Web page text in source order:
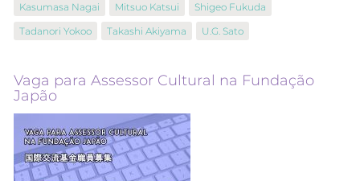
Kasumasa Nagai
Mitsuo Katsui
Shigeo Fukuda
Tadanori Yokoo
Takashi Akiyama U.G. Sato
Vaga para Assessor Cultural na Fundação
Japão